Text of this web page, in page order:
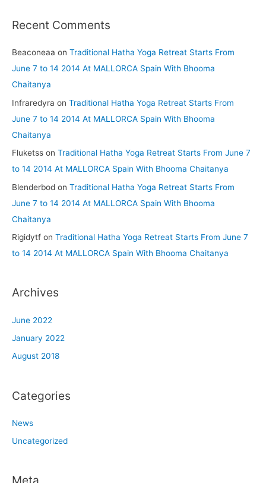
Recent Comments
Beaconeaa on Traditional Hatha Yoga Retreat Starts From
June 7 to 14 2014 At MALLORCA Spain With Bhooma
Chaitanya
Infraredyra on Traditional Hatha Yoga Retreat Starts From
June 7 to 14 2014 At MALLORCA Spain With Bhooma
Chaitanya
Fluketss on Traditional Hatha Yoga Retreat Starts From June 7
to 14 2014 At MALLORCA Spain With Bhooma Chaitanya
Blenderbod on Traditional Hatha Yoga Retreat Starts From
June 7 to 14 2014 At MALLORCA Spain With Bhooma
Chaitanya
Rigidytf on Traditional Hatha Yoga Retreat Starts From June 7
to 14 2014 At MALLORCA Spain With Bhooma Chaitanya
Archives
June 2022
January 2022
August 2018
Categories
News
Uncategorized